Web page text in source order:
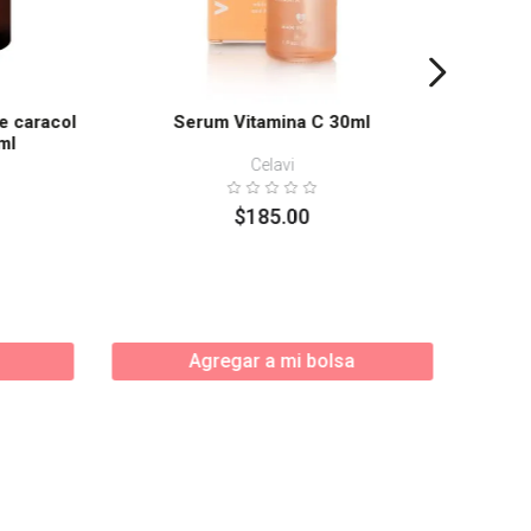
caracol
Serum Vitamina C 30ml
Celavi
$185.00
Agregar a mi bolsa